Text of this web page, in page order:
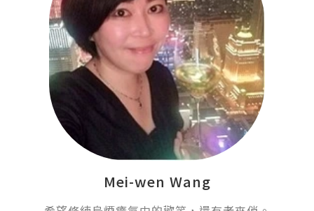
Mei-wen Wang